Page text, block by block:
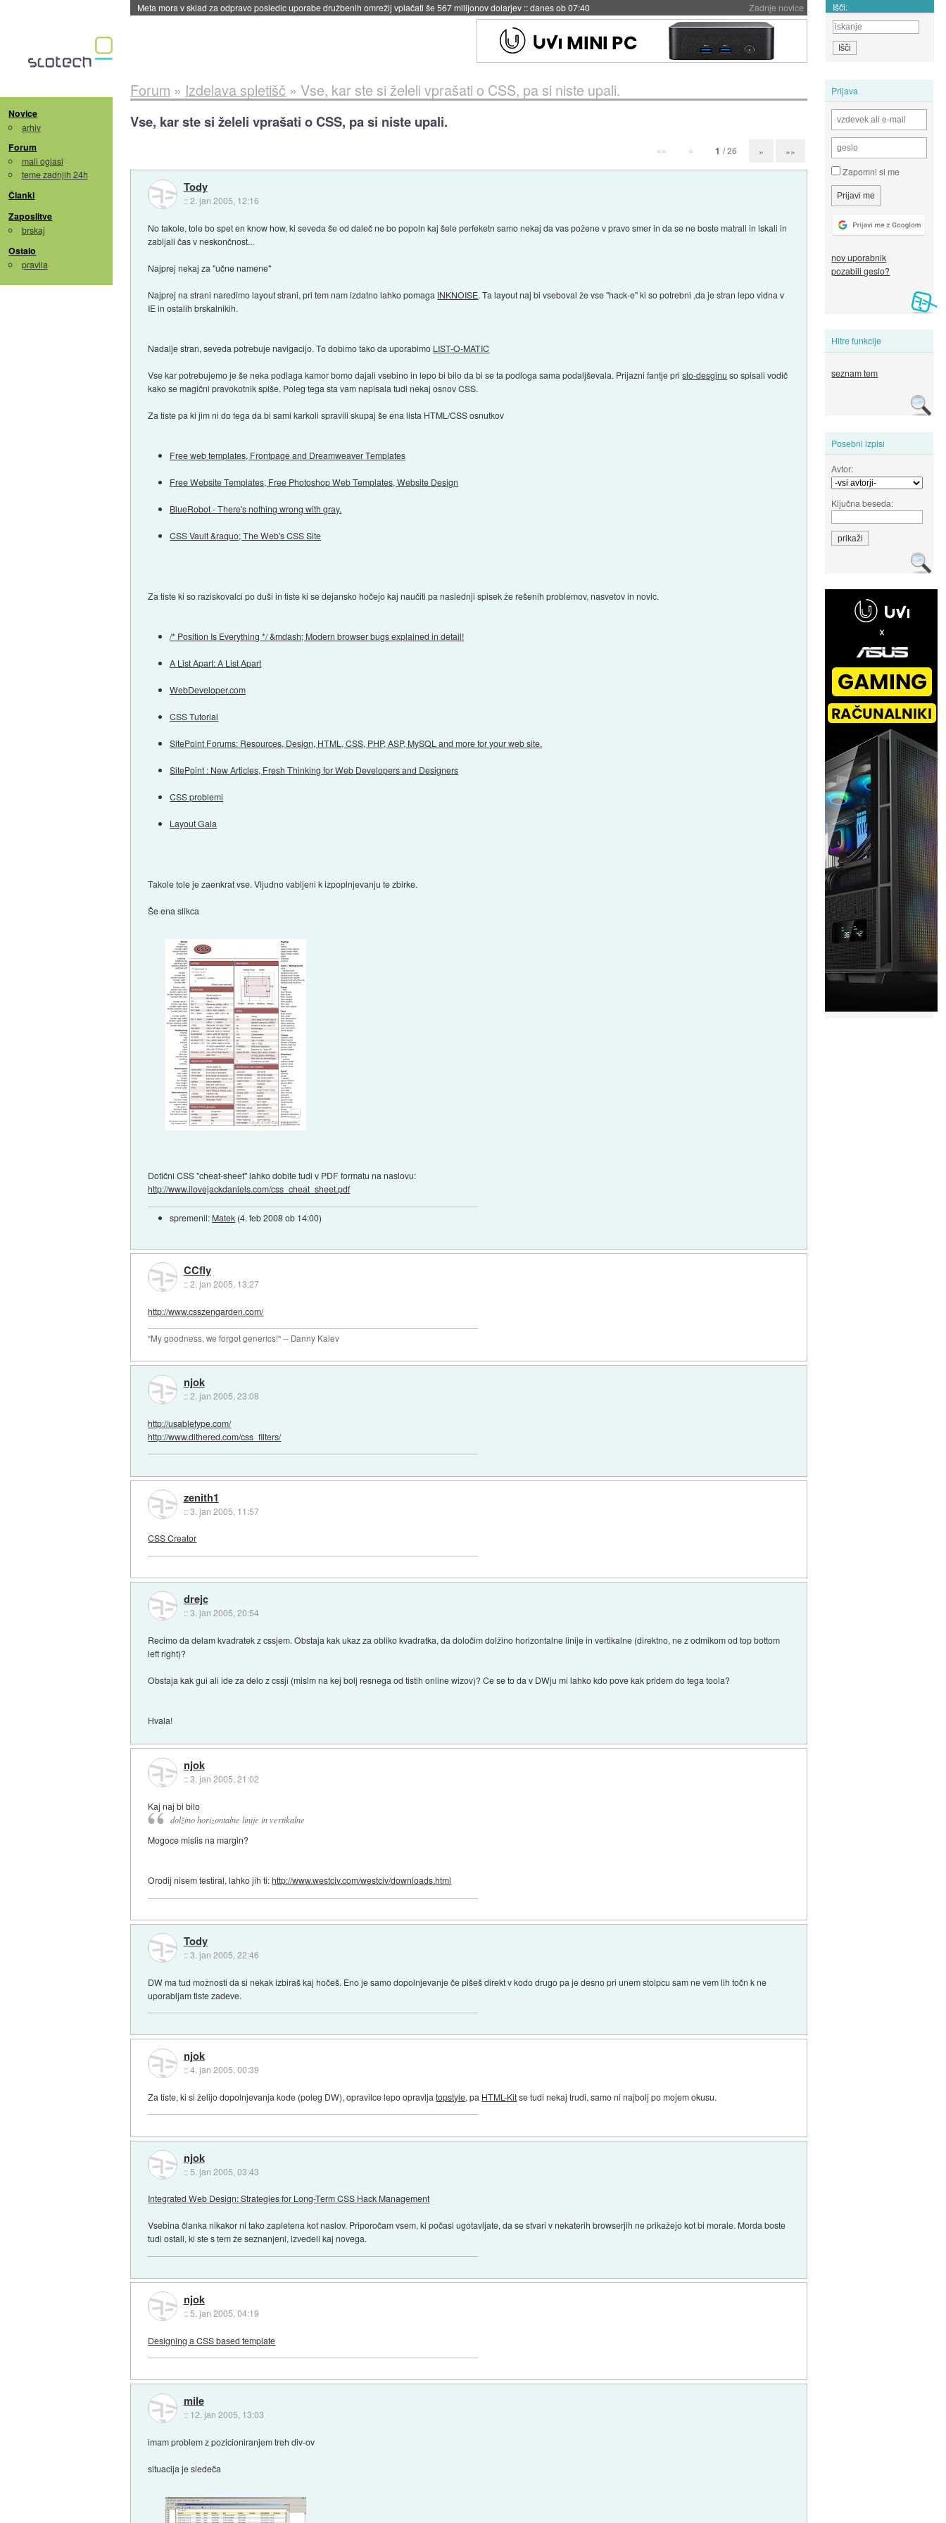
Zadnje novice
ByteDance trenira največji model umetne inteligence doslej::včeraj ob 21:37 Išči:
Novice
arhiv
Forum
mali oglasi
teme zadnjih 24h
Članki
Zaposlitve
brskaj
Ostalo
pravila
Prijava
Zapomni si me
nov uporabnik
pozabili geslo?
Hitre funkcije
seznam tem
Posebni izpisi
Avtor:
Ključna beseda:
Forum » Izdelava spletišč » Vse, kar ste si želeli vprašati o CSS, pa si niste upali.
Vse, kar ste si želeli vprašati o CSS, pa si niste upali.
«« « 1 / 26 » »»
Tody
::2. jan 2005, 12:16
No takole, tole bo spet en know how, ki seveda še od daleč ne bo popoln kaj šele perfeketn samo nekaj da vas požene v pravo smer in da se ne boste matrali in iskali in
zabijali čas v neskončnost...
Najprej nekaj za "učne namene"
Najprej na strani naredimo layout strani, pri tem nam izdatno lahko pomaga INKNOISE. Ta layout naj bi vseboval že vse "hack-e" ki so potrebni ,da je stran lepo vidna v
IE in ostalih brskalnikih.
Nadalje stran, seveda potrebuje navigacijo. To dobimo tako da uporabimo LIST-O-MATIC
Vse kar potrebujemo je še neka podlaga kamor bomo dajali vsebino in lepo bi bilo da bi se ta podloga sama podaljševala. Prijazni fantje prislo-desginu so spisali vodič
kako se magični pravokotnik spiše. Poleg tega sta vam napisala tudi nekaj osnov CSS.
Za tiste pa ki jim ni do tega da bi sami karkoli spravili skupaj še ena lista HTML/CSS osnutkov
Free web templates, Frontpage and Dreamweaver Templates
Free Website Templates, Free Photoshop Web Templates, Website Design
BlueRobot - There's nothing wrong with gray.
CSS Vault &raquo; The Web's CSS Site
Za tiste ki so raziskovalci po duši in tiste ki se dejansko hočejo kaj naučiti pa naslednji spisek že rešenih problemov, nasvetov in novic.
/* Position Is Everything */ &mdash; Modern browser bugs explained in detail!
A List Apart: A List Apart
WebDeveloper.com
CSS Tutorial
SitePoint Forums: Resources, Design, HTML, CSS, PHP, ASP, MySQL and more for your web site.
SitePoint : New Articles, Fresh Thinking for Web Developers and Designers
CSS problemi
Layout Gala
Takole tole je zaenkrat vse. Vljudno vabljeni k izpoplnjevanju te zbirke.
Še ena slikca
Dotični CSS "cheat-sheet" lahko dobite tudi v PDF formatu na naslovu:
http://www.ilovejackdaniels.com/css_cheat_sheet.pdf
spremenil: Matek (4. feb 2008 ob 14:00)
CCfly
::2. jan 2005, 13:27
http://www.csszengarden.com/
"My goodness, we forgot generics!" -- Danny Kalev
njok
::2. jan 2005, 23:08
http://usabletype.com/
http://www.dithered.com/css_filters/
zenith1
::3. jan 2005, 11:57
CSS Creator
drejc
::3. jan 2005, 20:54
Recimo da delam kvadratek z cssjem. Obstaja kak ukaz za obliko kvadratka, da določim dolžino horizontalne linije in vertikalne (direktno, ne z odmikom od top bottom
left right)?
Obstaja kak gui ali ide za delo z cssji (mislm na kej bolj resnega od tistih online wizov)? Ce se to da v DWju mi lahko kdo pove kak pridem do tega toola?
Hvala!
njok
::3. jan 2005, 21:02
Kaj naj bi bilo
dolžino horizontalne linije in vertikalne
Mogoce mislis na margin?
Orodij nisem testiral, lahko jih ti:http://www.westciv.com/westciv/downloads.html
Tody
::3. jan 2005, 22:46
DW ma tud možnosti da si nekak izbiraš kaj hočeš. Eno je samo dopolnjevanje če pišeš direkt v kodo drugo pa je desno pri unem stolpcu sam ne vem lih točn k ne
uporabljam tiste zadeve.
njok
::4. jan 2005, 00:39
Za tiste, ki si želijo dopolnjevanja kode (poleg DW), opravilce lepo opravljatopstyle, pa HTML-Kitse tudi nekaj trudi, samo ni najbolj po mojem okusu.
njok
:: 5. jan 2005, 03:43
Integrated Web Design: Strategies for Long-Term CSS Hack Management
Vsebina članka nikakor ni tako zapletena kot naslov. Priporočam vsem, ki počasi ugotavljate, da se stvari v nekaterih browserjih ne prikažejo kot bi morale. Morda boste
tudi ostali, ki ste s tem že seznanjeni, izvedeli kaj novega.
njok
::5. jan 2005, 04:19
Designing a CSS based template
mile
:: 12. jan 2005, 13:03
imam problem z pozicioniranjem treh div-ov
situacija je sledeča